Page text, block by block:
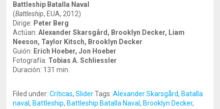
Battleship Batalla Naval
(Battleship, EUA, 2012)
Dirige: Peter Berg
Actúan:Alexander Skarsgård, Brooklyn Decker, Liam
Neeson, Taylor Kitsch, Brooklyn Decker
Guión: Erich Hoeber, Jon Hoeber
Fotografía: Tobias A. Schliessler
Duración: 131 min.
Filed under:Críticas,SliderTags:Alexander Skarsgård, Batalla
naval, Battleship, Battleship Batalla Naval, Brooklyn Decker,